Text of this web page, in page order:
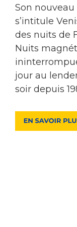
Son
s’intitule
des nuits de
Nuits
jour au
soir depuis